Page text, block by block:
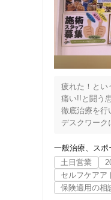
疲れた！とい
痛い!!と闘う
徹底治療を行
デスクワーク
山形県酒田市
痛みや疲れを
お身体のこと
一般治療
スポ
土日営業
セルフケアア
保険適用の相